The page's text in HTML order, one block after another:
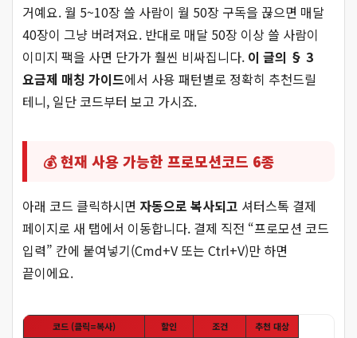
거예요. 월 5~10장 쓸 사람이 월 50장 구독을 끊으면 매달
40장이 그냥 버려져요. 반대로 매달 50장 이상 쓸 사람이
이미지 팩을 사면 단가가 훨씬 비싸집니다. 이 글의 § 3
요금제 매칭 가이드에서 사용 패턴별로 정확히 추천드릴
테니, 일단 코드부터 보고 가시죠.
💰 현재 사용 가능한 프로모션코드 6종
아래 코드 클릭하시면 자동으로 복사되고 셔터스톡 결제
페이지로 새 탭에서 이동합니다. 결제 직전 “프로모션 코드
입력” 칸에 붙여넣기(Cmd+V 또는 Ctrl+V)만 하면
끝이에요.
코드 (클릭=복사) 할인 조건 추천 대상